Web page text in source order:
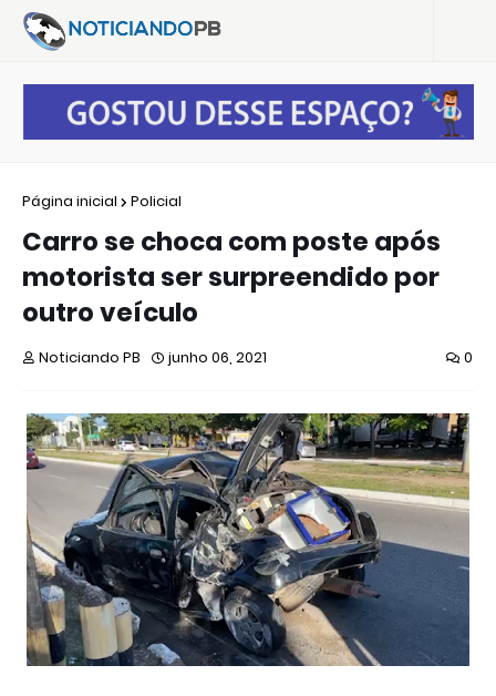
Página inicial Policial
Carro se choca com poste após
motorista ser surpreendido por
outro veículo
Noticiando PB junho 06, 2021 0